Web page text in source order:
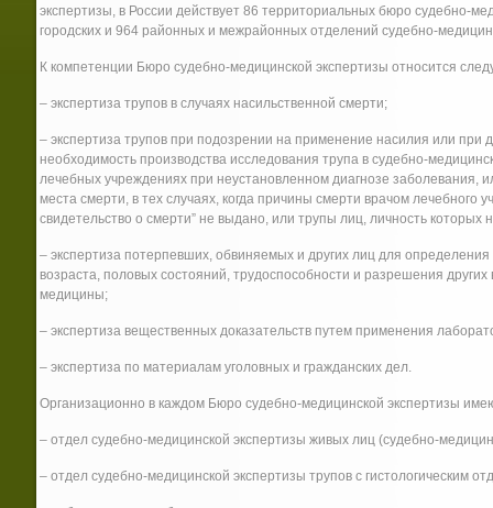
экспертизы, в России действует 86 территориальных бюро судебно-
городских и 964 районных и межрайонных отделений судебно-
К компетенции Бюро судебно-медицинской экспертизы относится
– экспертиза трупов в случаях насильственной смерти;
– экспертиза трупов при подозрении на применение насилия или при
необходимость производства исследования трупа в судебно-
лечебных учреждениях при неустановленном диагнозе заболевания,
места смерти, в тех случаях, когда причины смерти врачом лечебного
свидетельство о смерти” не выдано, или трупы лиц, личность которых
– экспертиза потерпевших, обвиняемых и других лиц для
возраста, половых состояний, трудоспособности и разрешения
медицины;
– экспертиза вещественных доказательств путем применения
– экспертиза по материалам уголовных и гражданских дел.
Организационно в каждом Бюро судебно-медицинской экспертизы
– отдел судебно-медицинской экспертизы живых лиц (судебно-
– отдел судебно-медицинской экспертизы трупов с гистологическим